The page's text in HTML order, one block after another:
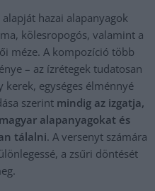
hazai alapanyagok
kölesropogós, valamint a
méze. A kompozíció több
– az ízrétegek tudatosan
kerek, egységes élménnyé
szerint mindig az izgatja,
alapanyagokat és
tálalni. A versenyt számára
a zsűri döntését